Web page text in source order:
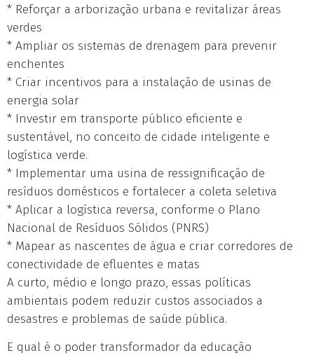
* Reforçar a arborização urbana e revitalizar áreas
verdes
* Ampliar os sistemas de drenagem para prevenir
enchentes
* Criar incentivos para a instalação de usinas de
energia solar
* Investir em transporte público eficiente e
sustentável, no conceito de cidade inteligente e
logística verde.
* Implementar uma usina de ressignificação de
resíduos domésticos e fortalecer a coleta seletiva
* Aplicar a logística reversa, conforme o Plano
Nacional de Resíduos Sólidos (PNRS)
* Mapear as nascentes de água e criar corredores de
conectividade de efluentes e matas
A curto, médio e longo prazo, essas políticas
ambientais podem reduzir custos associados a
desastres e problemas de saúde pública.
E qual é o poder transformador da educação